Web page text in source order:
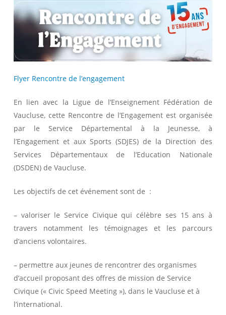
Flyer Rencontre de l’engagement
En lien avec la Ligue de l’Enseignement Fédération de
Vaucluse, cette Rencontre de l’Engagement est organisée
par le Service Départemental à la Jeunesse, à
l’Engagement et aux Sports (SDJES) de la Direction des
Services Départementaux de l’Education Nationale
(DSDEN) de Vaucluse.
Les objectifs de cet événement sont de :
– valoriser le Service Civique qui célèbre ses 15 ans à
travers notamment les témoignages et les parcours
d’anciens volontaires.
– permettre aux jeunes de rencontrer des organismes
d’accueil proposant des offres de mission de Service
Civique (« Civic Speed Meeting »), dans le Vaucluse et à
l’international.